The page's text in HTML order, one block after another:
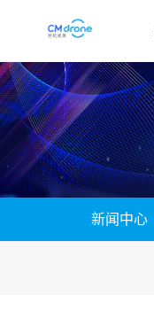
新闻中心